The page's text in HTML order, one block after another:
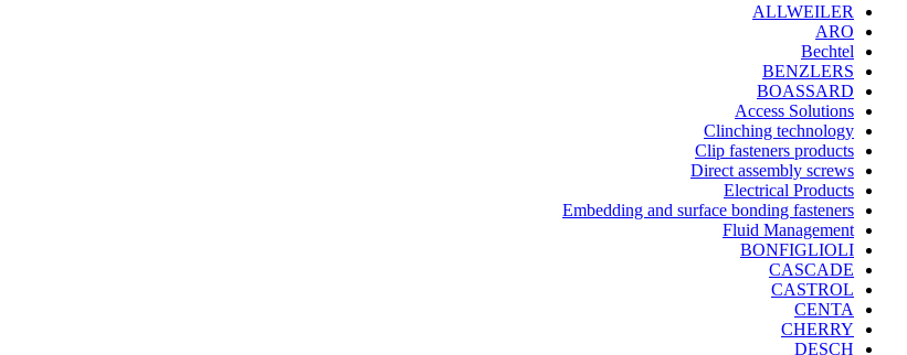
ALLWEILER
ARO
Bechtel
BENZLERS
BOASSARD
Access Solutions
Clinching technology
Clip fasteners products
Direct assembly screws
Electrical Products
Embedding and surface bonding fasteners
Fluid Management
BONFIGLIOLI
CASCADE
CASTROL
CENTA
CHERRY
DESCH